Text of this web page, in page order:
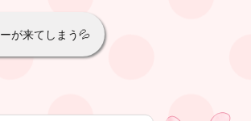
が来てしまう💦